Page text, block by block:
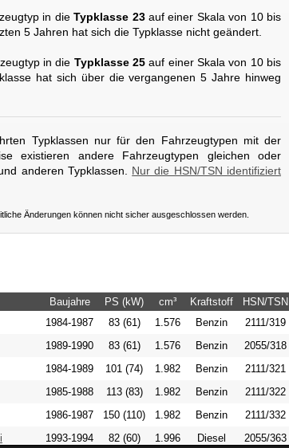
in dieTypklasse 23auf einer Skala von 10 bis
5 Jahren hat sich die Typklasse nicht geändert.
in die Typklasse 25 auf einer Skala von 10 bis
hat sich über die vergangenen 5 Jahre hinweg
Typklassen nur für den Fahrzeugtypen mit der
existieren andere Fahrzeugtypen gleichen oder
anderen Typklassen. Nur die HSN/TSN identifiziert
Änderungen können nicht sicher ausgeschlossen werden.
Baujahre PS (kW) cm³ Kraftstoff
HSN/TSN
1984-1987 83 (61) 1.576 Benzin
2111/319
1989-1990 83 (61) 1.576 Benzin
2055/318
1984-1989 101 (74) 1.982 Benzin
2111/321
1985-1988 113 (83) 1.982 Benzin
2111/322
1986-1987 150 (110) 1.982 Benzin
2111/332
1993-1994 82 (60) 1.996 Diesel 2055/363